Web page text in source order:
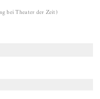
bei Theater der Zeit )